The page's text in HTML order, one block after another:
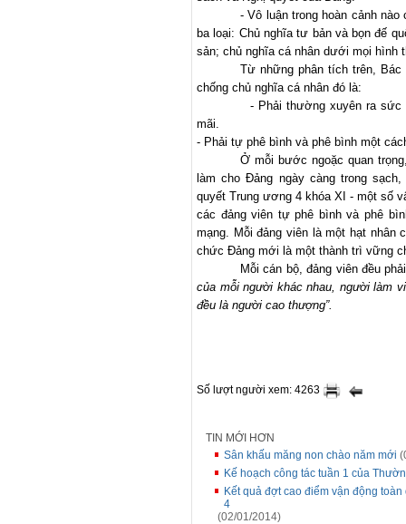
- Vô luận trong hoàn cảnh
ba loại: Chủ nghĩa tư bản và bọn đế
sản; chủ nghĩa cá nhân dưới mọi hình
Từ những phân tích trên,
chống chủ nghĩa cá nhân đó là:
- Phải thường xuyên ra sức
mãi.
- Phải tự phê bình và phê bình một
Ở mỗi bước ngoặc quan
làm cho Đảng ngày càng trong
quyết Trung ương 4 khóa XI - một số
các đảng viên tự phê bình và phê
mạng. Mỗi đảng viên là một hạt
chức Đảng mới là một thành trì vững
Mỗi cán bộ, đảng viên đều
của mỗi người khác nhau, người làm
đều là người cao thượng”.
Số lượt người xem: 4263
TIN MỚI HƠN
Sân khấu măng non chào năm mới
Kế hoạch công tác tuần 1 của
Kết quả đợt cao điểm vận động
4
(02/01/2014)